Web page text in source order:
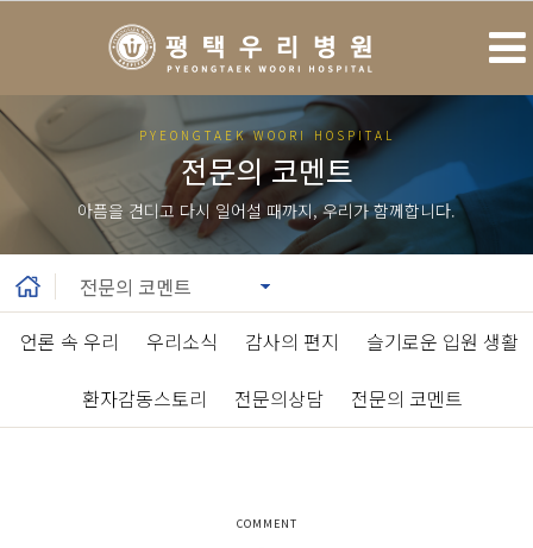
PYEONGTAEK WOORI HOSPITAL
전문의 코멘트
아픔을 견디고 다시 일어설 때까지, 우리가 함께합니다.
언론 속 우리 우리소식 감사의 편지 슬기로운 입원 생활
환자감동스토리
전문의상담 전문의 코멘트
COMMENT